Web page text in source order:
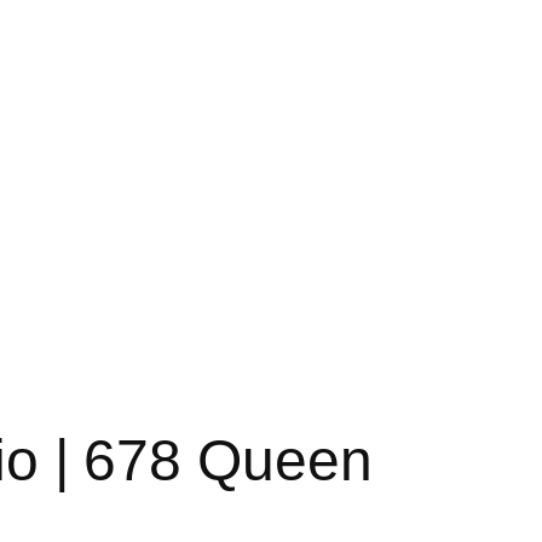
| 678 Queen